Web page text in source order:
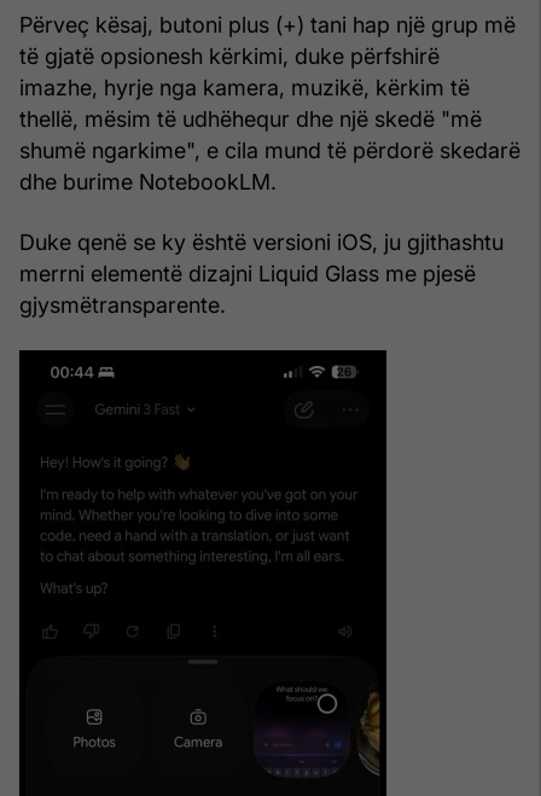
Përveç kësaj, butoni plus (+) tani hap një grup më
të gjatë opsionesh kërkimi, duke përfshirë
imazhe, hyrje nga kamera, muzikë, kërkim të
thellë, mësim të udhëhequr dhe një skedë "më
shumë ngarkime", e cila mund të përdorë skedarë
dhe burime NotebookLM.
Duke qenë se ky është versioni iOS, ju gjithashtu
merrni elementë dizajni Liquid Glass me pjesë
gjysmëtransparente.